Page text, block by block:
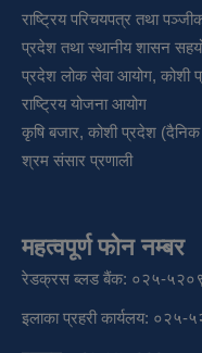
राष्ट्रिय परिचयपत्र तथा
प्रदेश तथा स्थानीय शासन
प्रदेश लोक सेवा आयोग, कोशी
राष्ट्रिय योजना आयोग
कृषि बजार, कोशी प्रदेश
श्रम संसार प्रणाली
महत्वपूर्ण फोन नम्बर
रेडक्रस ब्लड बैंक: ०२५-
इलाका प्रहरी कार्यलय: ०२५-